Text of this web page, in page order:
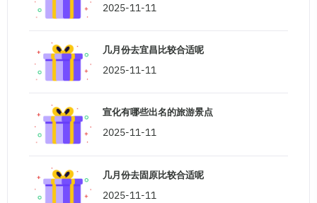
2025-11-11
几月份去宜昌比较合适呢
2025-11-11
宣化有哪些出名的旅游景点
2025-11-11
几月份去固原比较合适呢
2025-11-11